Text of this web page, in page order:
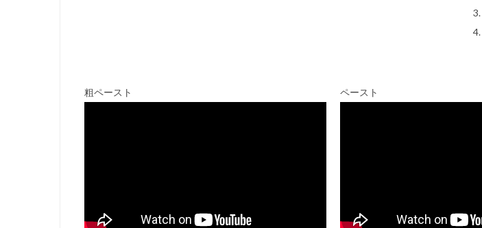
粗ペースト ペースト